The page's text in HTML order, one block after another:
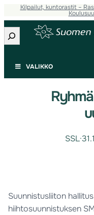
Kilpailut, kuntorastit –
Etsi
VALIKKO
SSL·
Suunnistusliiton
hiihtosuunnistuksen